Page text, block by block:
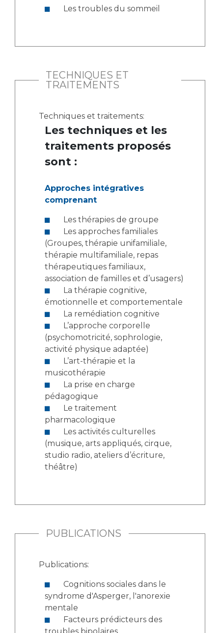
Les troubles du sommeil
TECHNIQUES ET
TRAITEMENTS
Techniques et traitements:
Les techniques et les
traitements proposés
sont :
Approches intégratives
comprenant
Les thérapies de groupe
(Groupes, thérapie unifamiliale,
thérapie multifamiliale, repas
thérapeutiques familiaux,
association de familles et d’usagers)
émotionnelle et comportementale
La remédiation cognitive
(psychomotricité, sophrologie,
activité physique adaptée)
musicothérapie
pédagogique
pharmacologique
(musique, arts appliqués, cirque,
studio radio, ateliers d’écriture,
théâtre)
PUBLICATIONS
Publications:
syndrome d'Asperger, l'anorexie
mentale